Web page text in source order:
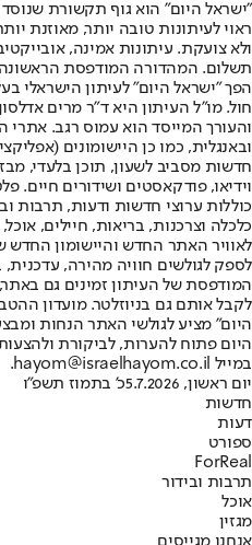
"ישראל היום" הוא גוף תקשורת
ראוי לעיתונות טובה יותר, מאוזנת
ולא צועקת. עיתונות אמינה,
הפך "ישראל היום" לעיתון הישראלי
חול. מו"ל העיתון היא ד"ר מרים
והעורך המייסד הוא עמוס רגב. אתרי
חדשות מסביב לשעון, תוכן בלעדי,
וידיאו, פודקאסטים ושידורים חיים.
כוללות ערוצי חדשות ודעות, תרבות
לאוויר האתר החדש והיישומון
לספק לגולשים חוויה מהירה,
המודפסת של העיתון זמינים גם
לקבל אותם גם בניוזלטר. מועדון
היום" מציע לגולשי האתר הנחות
היום פתוח להערות, לביקורת
במייל hayom@israelhayom.co.il.
יום ראשון, 5.7.2026
כ' בתמוז תשפ"ו
חדשות
דעות
ספורט
ForReal
תרבות ובידור
אוכל
מגזין